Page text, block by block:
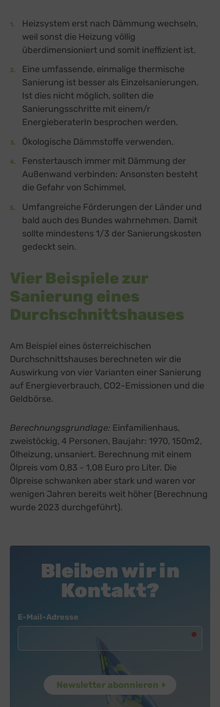
Heizsystem erst nach Dämmung wechseln,
weil sonst die Heizung völlig
überdimensioniert und somit ineffizient ist.
Eine umfassende, einmalige thermische
Sanierung ist besser als Einzelsanierungen.
Ist dies nicht möglich, sollten die
Sanierungsschritte mit einem/r
EnergieberaterIn besprochen werden.
Ökologische Dämmstoffe verwenden.
Fenstertausch immer mit Dämmung der
Außenwand verbinden: Ansonsten besteht
die Gefahr von Schimmel.
Umfangreiche Förderungen der Länder und
bald auch des Bundes wahrnehmen. Damit
sollte mindestens 1/3 der Sanierungskosten
gedeckt sein.
Vier Beispiele zur
Sanierung eines
Durchschnittshauses
Am Beispiel eines österreichischen
Durchschnittshauses berechneten wir die
Auswirkung von vier Varianten einer Sanierung
auf Energieverbrauch, CO2-Emissionen und die
Geldbörse.
Berechnungsgrundlage: Einfamilienhaus,
zweistöckig, 4 Personen, Baujahr: 1970, 150m2,
Ölheizung, unsaniert. Berechnung mit einem
Ölpreis vom 0,83 - 1,08 Euro pro Liter. Die
Ölpreise schwanken aber stark und waren vor
wenigen Jahren bereits weit höher (Berechnung
wurde 2023 durchgeführt).
Bleiben wir in
Kontakt?
E-Mail-Adresse